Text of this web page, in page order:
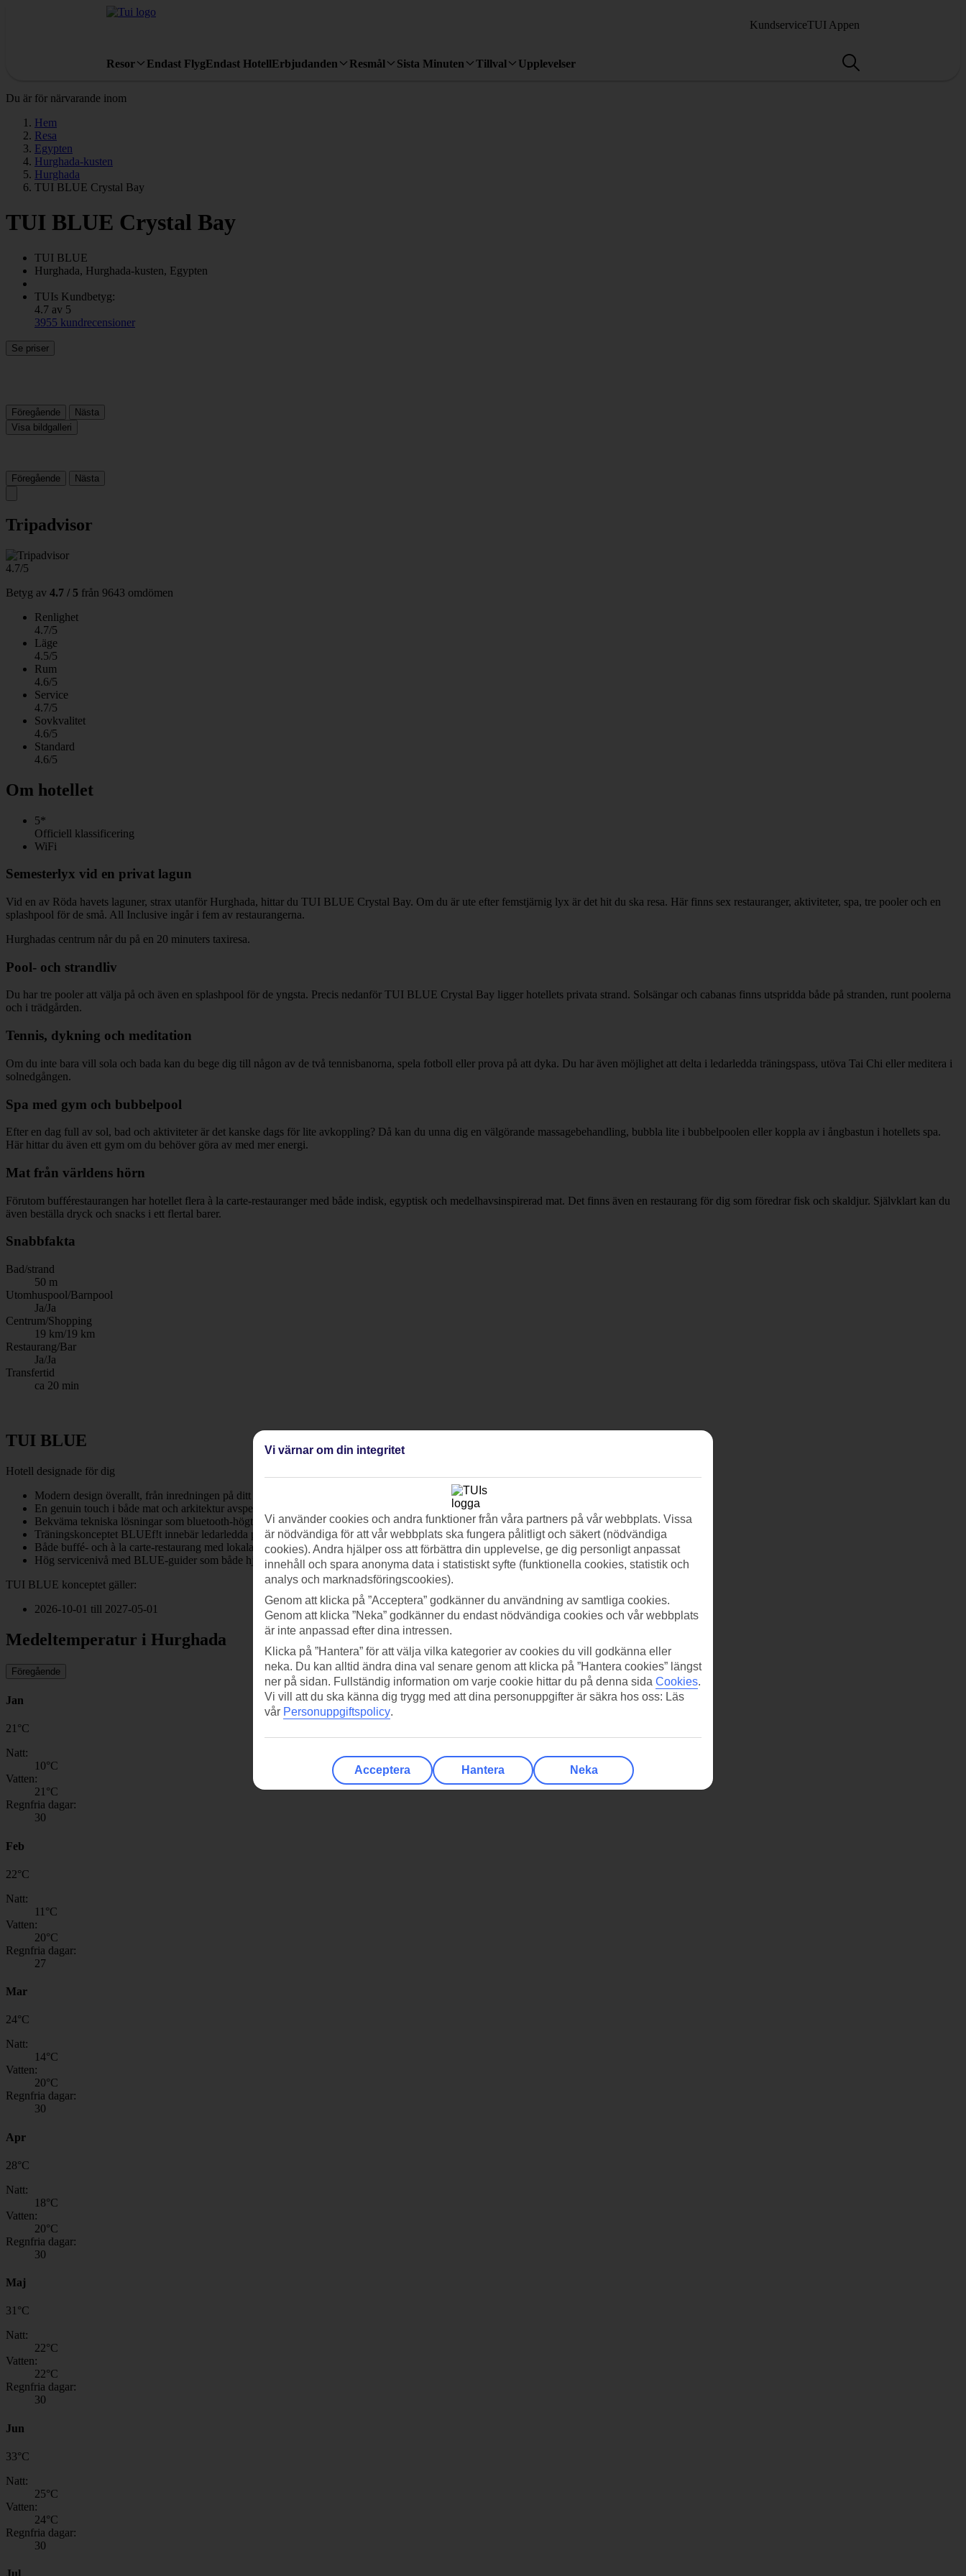
KundserviceTUI Appen
Resor Endast FlygEndast HotellErbjudanden Resmål Sista Minuten Tillval Upplevelser
Du är för närvarande inom
Hem
Resa
Egypten
Hurghada-kusten
Hurghada
TUI BLUE Crystal Bay
TUI BLUE Crystal Bay
TUI BLUE
Hurghada, Hurghada-kusten, Egypten
TUIs Kundbetyg:
4.7 av 5
3955 kundrecensioner
Se priser
Föregående
Nästa
Visa bildgalleri
Föregående Nästa
Tripadvisor
4.7/5
Betyg av 4.7 / 5 från 9643 omdömen
Renlighet
4.7/5
Läge
4.5/5
Rum
4.6/5
Service
4.7/5
Sovkvalitet
4.6/5
Standard
4.6/5
Om hotellet
5*
Officiell klassificering
WiFi
Semesterlyx vid en privat lagun
Vid en av Röda havets laguner, strax utanför Hurghada, hittar du TUI BLUE Crystal Bay. Om du är ute efter femstjärnig lyx är det hit du ska resa. Här finns sex restauranger, aktiviteter, spa, tre pooler och en
splashpool för de små. All Inclusive ingår i fem av restaurangerna.
Hurghadas centrum når du på en 20 minuters taxiresa.
Pool- och strandliv
Du har tre pooler att välja på och även en splashpool för de yngsta. Precis nedanför TUI BLUE Crystal Bay ligger hotellets privata strand. Solsängar och cabanas finns utspridda både på stranden, runt poolerna
och i trädgården.
Tennis, dykning och meditation
Om du inte bara vill sola och bada kan du bege dig till någon av de två tennisbanorna, spela fotboll eller prova på att dyka. Du har även möjlighet att delta i ledarledda träningspass, utöva Tai Chi eller meditera i
solnedgången.
Spa med gym och bubbelpool
Efter en dag full av sol, bad och aktiviteter är det kanske dags för lite avkoppling? Då kan du unna dig en välgörande massagebehandling, bubbla lite i bubbelpoolen eller koppla av i ångbastun i hotellets spa.
Här hittar du även ett gym om du behöver göra av med mer energi.
Mat från världens hörn
Förutom bufférestaurangen har hotellet flera à la carte-restauranger med både indisk, egyptisk och medelhavsinspirerad mat. Det finns även en restaurang för dig som föredrar fisk och skaldjur. Självklart kan du
även beställa dryck och snacks i ett flertal barer.
Snabbfakta
Bad/strand
50 m
Utomhuspool/Barnpool
Ja/Ja
Centrum/Shopping
19 km/19 km
Restaurang/Bar
Ja/Ja
Transfertid
ca 20 min
TUI BLUE
Hotell designade för dig
Modern design överallt, från inredningen på ditt rum till restauranger, lounger och poolområde
En genuin touch i både mat och arkitektur avspeglar ditt resmåls kultur
Bekväma tekniska lösningar som bluetooth-högtalare, fri WiFi och BLUE-app med dagsprogram och hotellinfo
Träningskonceptet BLUEf!t innebär ledarledda pass, kostrådgivning och hjälp att skapa individuella träningsprogram
Både buffé- och à la carte-restaurang med lokala specialiteter, vegetariskt, veganskt och low carb
Hög servicenivå med BLUE-guider som både hjälper till med det praktiska och ger insatta tips om traktens smultronställen
TUI BLUE konceptet gäller:
2026-10-01 till 2027-05-01
Medeltemperatur i Hurghada
Föregående
Jan
21 °C
Natt:
10°C
Vatten:
21 °C
Regnfria dagar:
30
Feb
22°C
Natt:
11 °C
Vatten:
20°C
Regnfria dagar:
27
Mar
24°C
Natt:
14°C
Vatten:
20°C
Regnfria dagar:
30
Apr
28°C
Natt:
18°C
Vatten:
20°C
Regnfria dagar:
30
Maj
31°C
Natt:
22°C
Vatten:
22°C
Regnfria dagar:
30
Jun
33°C
Natt:
25°C
Vatten:
24°C
Regnfria dagar:
30
Vi värnar om din integritet
Vi använder cookies och andra funktioner från våra partners på vår webbplats. Vissa
är nödvändiga för att vår webbplats ska fungera pålitligt och säkert (nödvändiga
cookies). Andra hjälper oss att förbättra din upplevelse, ge dig personligt anpassat
innehåll och spara anonyma data i statistiskt syfte (funktionella cookies, statistik och
analys och marknadsföringscookies).
Genom att klicka på ”Acceptera” godkänner du användning av samtliga cookies.
Genom att klicka ”Neka” godkänner du endast nödvändiga cookies och vår webbplats
är inte anpassad efter dina intressen.
Klicka på ”Hantera” för att välja vilka kategorier av cookies du vill godkänna eller
neka. Du kan alltid ändra dina val senare genom att klicka på ”Hantera cookies” längst
ner på sidan. Fullständig information om varje cookie hittar du på denna sida Cookies.
Vi vill att du ska känna dig trygg med att dina personuppgifter är säkra hos oss: Läs
vår Personuppgiftspolicy.
Acceptera Hantera Neka